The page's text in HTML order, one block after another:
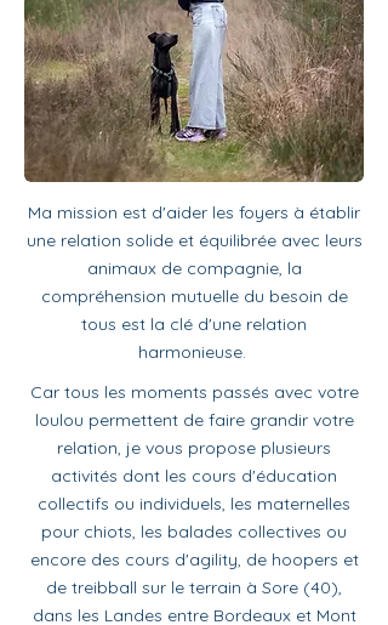
Ma mission est d'aider les foyers à établir
une relation solide et équilibrée avec leurs
animaux de compagnie, la
compréhension mutuelle du besoin de
tous est la clé d'une relation
harmonieuse.
Car tous les moments passés avec votre
loulou permettent de faire grandir votre
relation, je vous propose plusieurs
activités dont les cours d'éducation
collectifs ou individuels, les maternelles
pour chiots, les balades collectives ou
encore des cours d'agility, de hoopers et
de treibball sur le terrain à Sore (40),
dans les Landes entre Bordeaux et Mont